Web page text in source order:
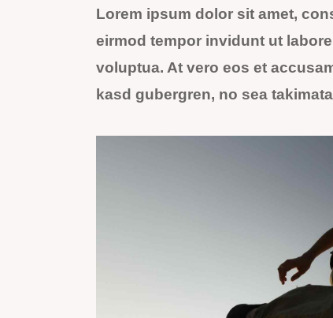
Lorem ipsum dolor sit amet,
eirmod tempor invidunt ut
voluptua. At vero eos et
kasd gubergren, no sea